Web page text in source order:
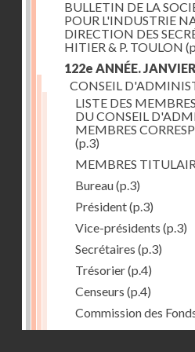
BULLETIN DE LA
POUR L'INDUSTRIE
DIRECTION DES
HITIER & P. TOULON
122e ANNÉE.
CONSEIL
LISTE DES
DU CONSEIL
MEMBRES
(p.3)
MEMBRES
Bureau(p.3)
Président(p.3)
Vice-présidents (p.3)
Secrétaires (p.3)
Trésorier(p.4)
Censeurs (p.4)
Commission des
Comité des Arts